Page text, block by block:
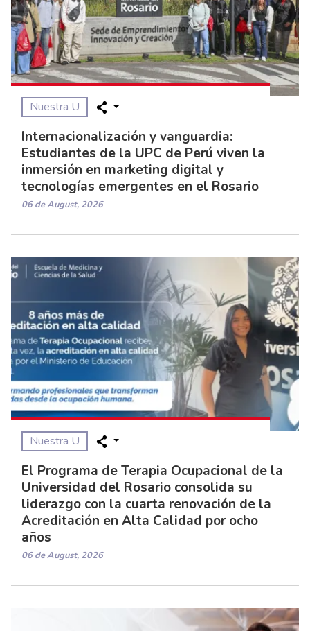
Nuestra U
Internacionalización y vanguardia:
Estudiantes de la UPC de Perú viven la
inmersión en marketing digital y
tecnologías emergentes en el Rosario
06 de August, 2026
Nuestra U
El Programa de Terapia Ocupacional de la
Universidad del Rosario consolida su
liderazgo con la cuarta renovación de la
Acreditación en Alta Calidad por ocho
años
06 de August, 2026